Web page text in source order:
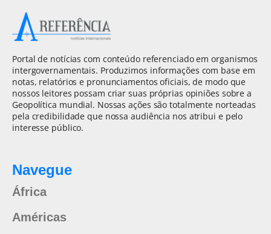
Portal de notícias com conteúdo referenciado em organismos
intergovernamentais. Produzimos informações com base em
notas, relatórios e pronunciamentos oficiais, de modo que
nossos leitores possam criar suas próprias opiniões sobre a
Geopolítica mundial. Nossas ações são totalmente norteadas
pela credibilidade que nossa audiência nos atribui e pelo
interesse público.
Navegue
África
Américas